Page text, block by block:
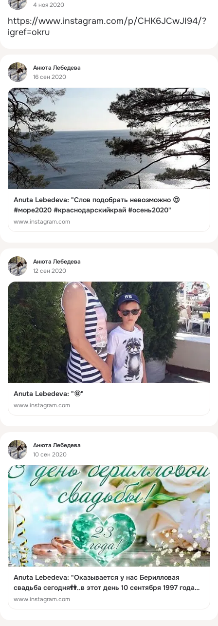
4 ноя 2020
https://www.instagram.com/p/CHK6JCwJI94/?
igref=okru
Фид
Анюта Лебедева
16 сен 2020
Anuta Lebedeva: "Слов подобрать невозможно 😍
#море2020 #краснодарскийкрай #осень2020"
www.instagram.com
Фид
Анюта Лебедева
12 сен 2020
Anuta Lebedeva: "🌞"
www.instagram.com
Фид
Анюта Лебедева
10 сен 2020
Anuta Lebedeva: "Оказывается у нас Берилловая
свадьба сегодня👫..в этот день 10 сентября 1997 года🌹
во как...век живи, век учись😉"
www.instagram.com